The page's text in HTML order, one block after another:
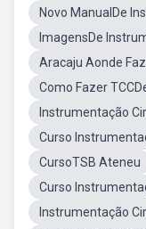
Novo ManualDe
ImagensDe
Aracaju Aonde
Como Fazer
Instrumentação
Curso
CursoTSB Ateneu
Curso
Instrumentação